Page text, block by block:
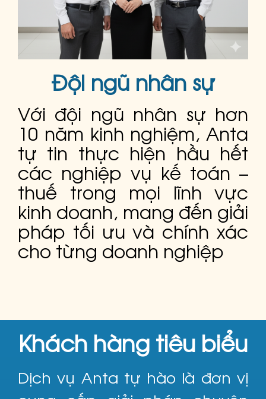
Đội ngũ nhân sự
Với đội ngũ nhân sự hơn
10 năm kinh nghiệm, Anta
tự tin thực hiện hầu hết
các nghiệp vụ kế toán –
thuế trong mọi lĩnh vực
kinh doanh, mang đến giải
pháp tối ưu và chính xác
cho từng doanh nghiệp
Khách hàng tiêu biểu
Dịch vụ Anta tự hào là đơn vị